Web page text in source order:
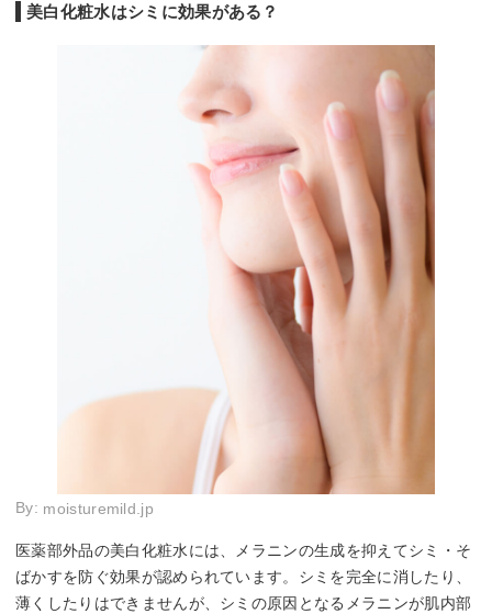
美白化粧水はシミに効果がある？
By: moisturemild.jp
医薬部外品の美白化粧水には、メラニンの生成を抑えてシミ・そ
ばかすを防ぐ効果が認められています。シミを完全に消したり、
薄くしたりはできませんが、シミの原因となるメラニンが肌内部